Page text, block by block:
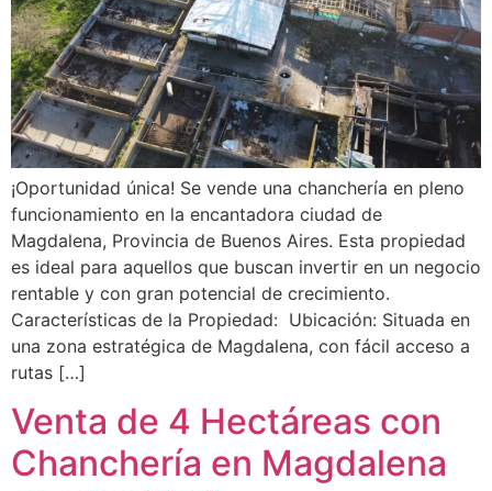
¡Oportunidad única! Se vende una chanchería en pleno
funcionamiento en la encantadora ciudad de
Magdalena, Provincia de Buenos Aires. Esta propiedad
es ideal para aquellos que buscan invertir en un negocio
rentable y con gran potencial de crecimiento.
Características de la Propiedad: Ubicación: Situada en
una zona estratégica de Magdalena, con fácil acceso a
rutas […]
Venta de 4 Hectáreas con
Chanchería en Magdalena